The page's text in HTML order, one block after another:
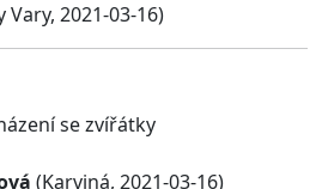
Vary, 2021-03-16)
se zvířátky
(Karviná, 2021-03-16)